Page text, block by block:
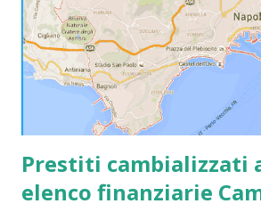
espandersi e farsi conoscere, tanto da
sede principale, con più di 180 filiali
territorio italiano. Tutte le aziende e
tra di loro mediante un sistema
Prestiti cambializzati
elenco finanziarie